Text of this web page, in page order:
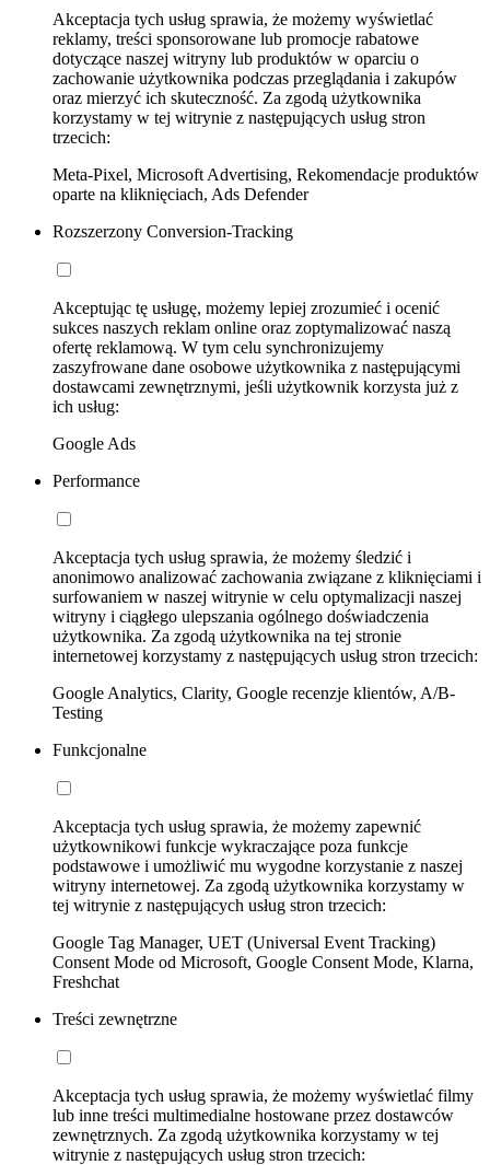
Akceptacja tych usług sprawia, że możemy wyświetlać
reklamy, treści sponsorowane lub promocje rabatowe
dotyczące naszej witryny lub produktów w oparciu o
zachowanie użytkownika podczas przeglądania i zakupów
oraz mierzyć ich skuteczność. Za zgodą użytkownika
korzystamy w tej witrynie z następujących usług stron
trzecich:
Meta-Pixel, Microsoft Advertising, Rekomendacje produktów
oparte na kliknięciach, Ads Defender
Rozszerzony Conversion-Tracking
Akceptując tę usługę, możemy lepiej zrozumieć i ocenić
sukces naszych reklam online oraz zoptymalizować naszą
ofertę reklamową. W tym celu synchronizujemy
zaszyfrowane dane osobowe użytkownika z następującymi
dostawcami zewnętrznymi, jeśli użytkownik korzysta już z
ich usług:
Google Ads
Performance
Akceptacja tych usług sprawia, że możemy śledzić i
anonimowo analizować zachowania związane z kliknięciami i
surfowaniem w naszej witrynie w celu optymalizacji naszej
witryny i ciągłego ulepszania ogólnego doświadczenia
użytkownika. Za zgodą użytkownika na tej stronie
internetowej korzystamy z następujących usług stron trzecich:
Google Analytics, Clarity, Google recenzje klientów, A/B-
Testing
Funkcjonalne
Akceptacja tych usług sprawia, że możemy zapewnić
użytkownikowi funkcje wykraczające poza funkcje
podstawowe i umożliwić mu wygodne korzystanie z naszej
witryny internetowej. Za zgodą użytkownika korzystamy w
tej witrynie z następujących usług stron trzecich:
Google Tag Manager, UET (Universal Event Tracking)
Consent Mode od Microsoft, Google Consent Mode, Klarna,
Freshchat
Treści zewnętrzne
Akceptacja tych usług sprawia, że możemy wyświetlać filmy
lub inne treści multimedialne hostowane przez dostawców
zewnętrznych. Za zgodą użytkownika korzystamy w tej
witrynie z następujących usług stron trzecich: